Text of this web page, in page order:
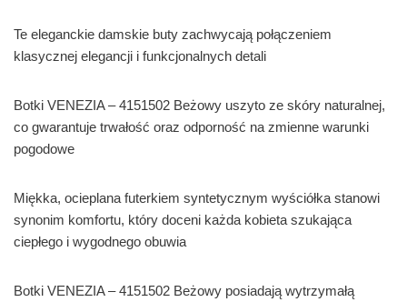
Te eleganckie damskie buty zachwycają połączeniem
klasycznej elegancji i funkcjonalnych detali
Botki VENEZIA – 4151502 Beżowy uszyto ze skóry naturalnej,
co gwarantuje trwałość oraz odporność na zmienne warunki
pogodowe
Miękka, ocieplana futerkiem syntetycznym wyściółka stanowi
synonim komfortu, który doceni każda kobieta szukająca
ciepłego i wygodnego obuwia
Botki VENEZIA – 4151502 Beżowy posiadają wytrzymałą